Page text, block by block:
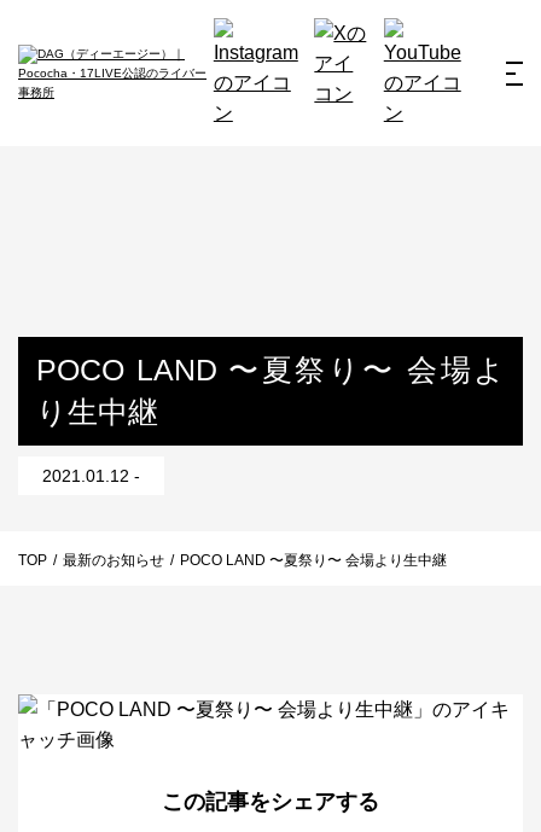
所属ライバー
インタビュー
メディア
お問い合わせ
POCO LAND 〜夏祭り〜 会場よ
り生中継
2021.01.12 -
TOP / 最新のお知らせ / POCO LAND 〜夏祭り〜 会場より生中継
この記事をシェアする